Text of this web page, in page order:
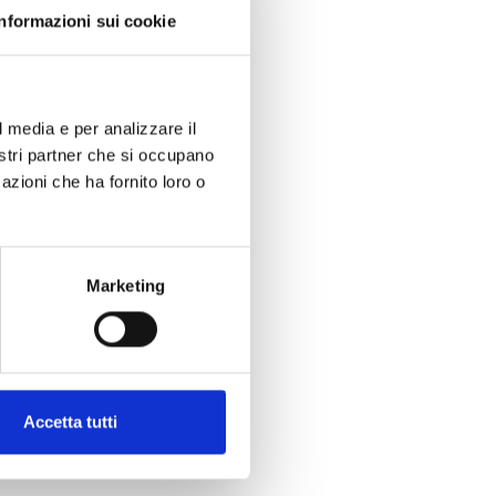
sui cookie
e per analizzare il
partner che si occupano
che ha fornito loro o
Marketing
Accetta tutti
un mazzo
appena
verso
da
una
i
tavolo, in